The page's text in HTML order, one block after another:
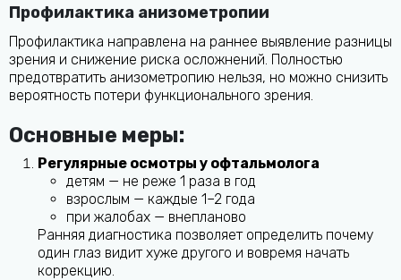
Профилактика анизометропии
Профилактика направлена на раннее выявление разницы
зрения и снижение риска осложнений. Полностью
предотвратить анизометропию нельзя, но можно снизить
вероятность потери функционального зрения.
Основные меры:
Регулярные осмотры у офтальмолога
детям — не реже 1 раза в год
взрослым — каждые 1–2 года
при жалобах — внепланово
Ранняя диагностика позволяет определить почему
один глаз видит хуже другого и вовремя начать
коррекцию.